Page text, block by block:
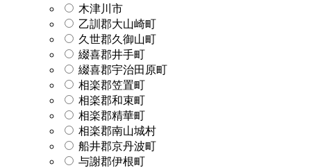
木津川市
乙訓郡大山崎町
久世郡久御山町
綴喜郡井手町
綴喜郡宇治田原町
相楽郡笠置町
相楽郡和束町
相楽郡精華町
相楽郡南山城村
船井郡京丹波町
与謝郡伊根町